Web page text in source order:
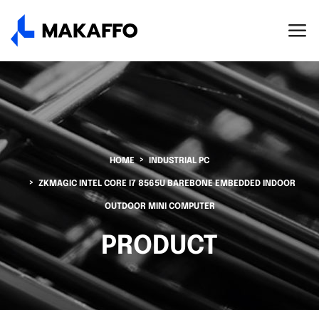
HOME INDUSTRIAL PC
ZKMAGIC INTEL CORE I7 8565U BAREBONE EMBEDDED INDOOR
OUTDOOR MINI COMPUTER
PRODUCT